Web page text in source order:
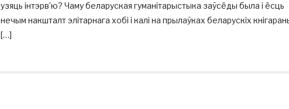
узяць інтэрв’ю? Чаму беларуская гуманітарыстыка заўсёды была і ёсць
нечым накшталт элітарнага хобі і калі на прылаўках беларускіх
[…]